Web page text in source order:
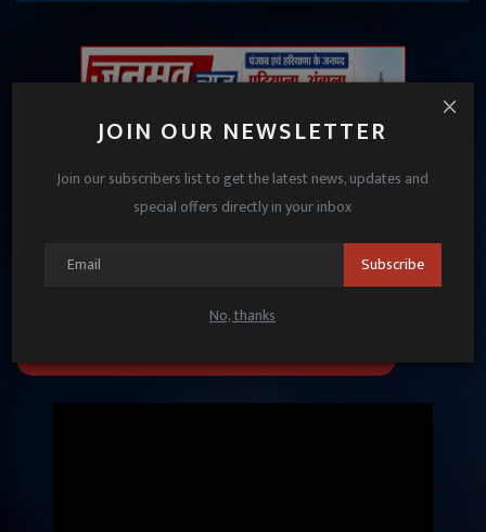
JOIN OUR NEWSLETTER
Join our subscribers list to get the latest news, updates and
special offers directly in your inbox
Subscribe
No, thanks
UP VIDEOS